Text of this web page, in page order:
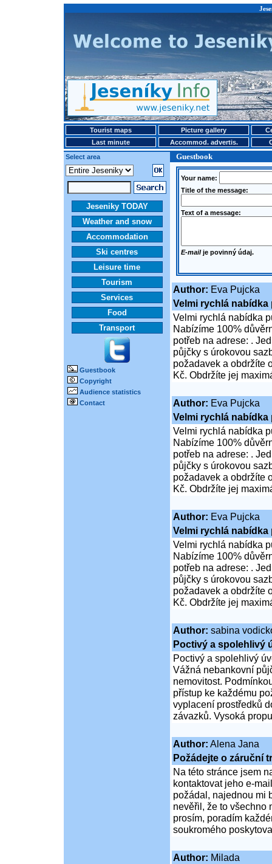
Tourist maps Picture gallery
Last minute
Accommod. advertis.
Select area
Guestbook
Jeseniky TODAY
Weather and snow
Accommodation
Ski centres
Leisure time
Tourism
Services
Food
Transport
Guestbook
Copyright
Audience statistics
Contact
Your name:
Title of the message:
Text of a message:
E-mailje povinný údaj.
Author: Eva Pujcka
Velmi rychlá
Velmi rychlá nabídka
Nabízíme 100%
potřeb na adrese: .
půjčky s úrokovou
požadavek a obdržíte
Kč. Obdržíte jej
Author: Eva Pujcka
Velmi rychlá
Velmi rychlá nabídka
Nabízíme 100%
potřeb na adrese: .
půjčky s úrokovou
požadavek a obdržíte
Kč. Obdržíte jej
Author: Eva Pujcka
Velmi rychlá
Velmi rychlá nabídka
Nabízíme 100%
potřeb na adrese: .
půjčky s úrokovou
požadavek a obdržíte
Kč. Obdržíte jej
Author: sabina
Poctivý a spolehlivý
Poctivý a spolehlivý
Vážná nebankovní
nemovitost.
přístup ke každému
vyplacení prostředků
závazků. Vysoká
Author: Alena Jana
Požádejte o záruční
Na této stránce jsem
kontaktovat jeho e-
požádal, najednou mi
nevěřil, že to všechno
prosím, poradím
soukromého
Author: Milada